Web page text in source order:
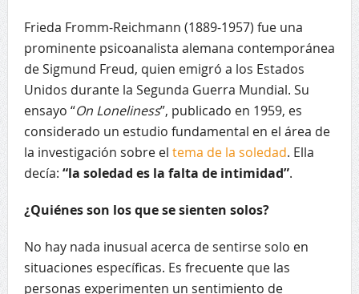
Frieda Fromm-Reichmann (1889-1957) fue una
prominente psicoanalista alemana contemporánea
de Sigmund Freud, quien emigró a los Estados
Unidos durante la Segunda Guerra Mundial. Su
ensayo “On Loneliness”, publicado en 1959, es
considerado un estudio fundamental en el área de
la investigación sobre el tema de la soledad. Ella
decía: “la soledad es la falta de intimidad”.
¿Quiénes son los que se sienten solos?
No hay nada inusual acerca de sentirse solo en
situaciones específicas. Es frecuente que las
personas experimenten un sentimiento de